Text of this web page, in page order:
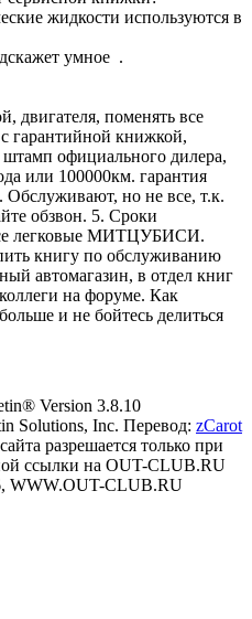
жидкости используются в
умное .
двигателя, поменять все
гарантийной книжкой,
официального дилера,
или 100000км. гарантия
но не все, т.к.
обзвон. 5. Сроки
легковые МИТЦУБИСИ.
книгу по обслуживанию
автомагазин, в отдел книг
на форуме. Как
и не бойтесь делиться
Version 3.8.10
Solutions, Inc. Перевод: zCarot
разрешается только при
ссылки на OUT-CLUB.RU
WWW.OUT-CLUB.RU